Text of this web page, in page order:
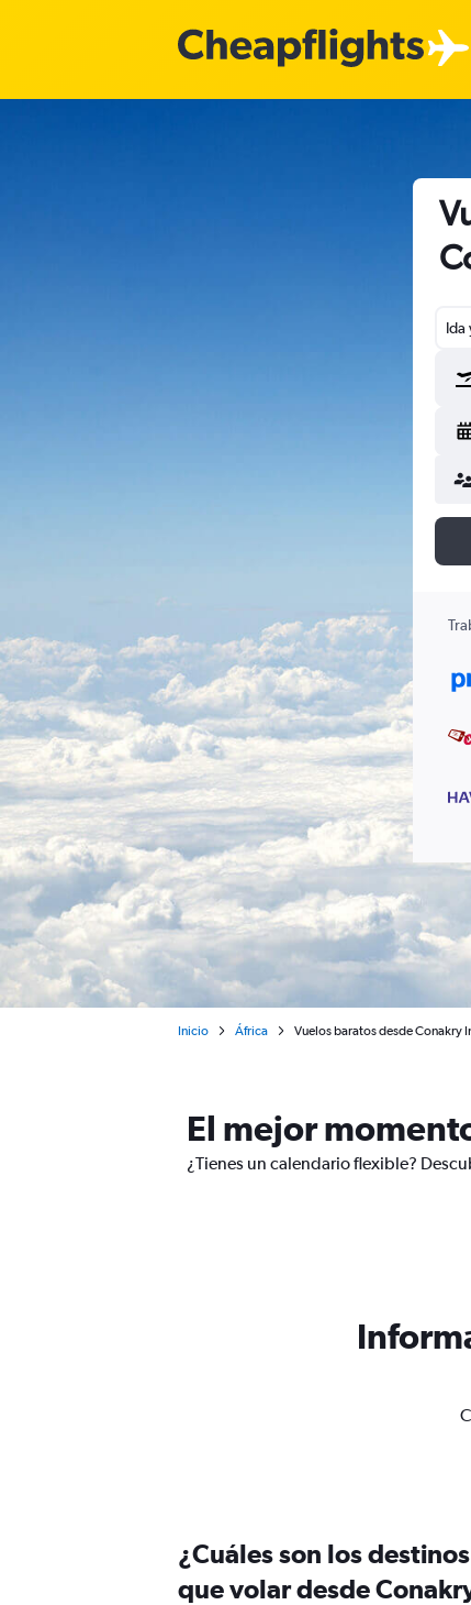
Ida
Inicio África Vuelos baratos desde Conakry
El mejor
¿Tienes un calendario flexible?
¿Cuáles son los
que volar desde